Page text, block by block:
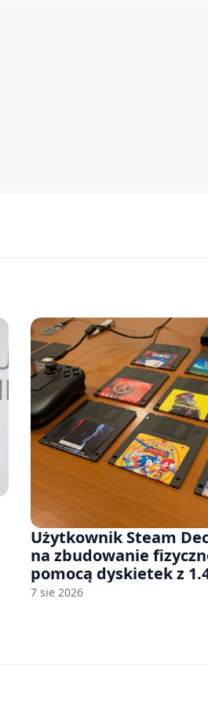
Użytkownik Steam
na zbudowanie
pomocą dyskietek z
7 sie 2026